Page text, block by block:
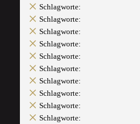
Schlagworte:
Schlagworte:
Schlagworte:
Schlagworte:
Schlagworte:
Schlagworte:
Schlagworte:
Schlagworte:
Schlagworte:
Schlagworte: